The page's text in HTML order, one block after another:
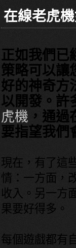
在線老虎
正如我們已
策略可以讓
好的神奇方
以開發。許
虎機 ，通
要指望我們
現在，有了這
情：一方面，
收入。另一方
果要好得多。
每個遊戲都有